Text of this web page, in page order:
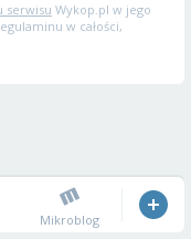
serwisu Wykop.pl w jego
w całości,
Mikroblog